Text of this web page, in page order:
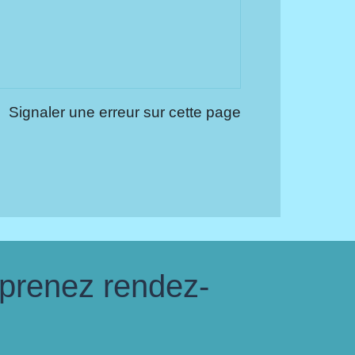
Signaler une erreur sur cette page
rendez-